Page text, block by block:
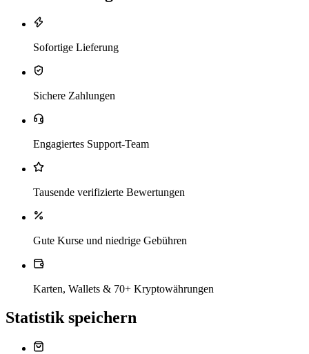
Sofortige Lieferung
Sichere Zahlungen
Engagiertes Support-Team
Tausende verifizierte Bewertungen
Gute Kurse und niedrige Gebühren
Karten, Wallets & 70+ Kryptowährungen
Statistik speichern